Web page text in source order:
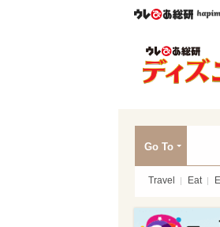
ウ
Go To
Travel Eat